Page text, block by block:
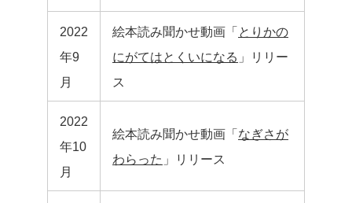
2022
年9
月
絵本読み聞かせ動画「 とりかの
にがてはとくいになる 」リリー
ス
2022
年10
月
絵本読み聞かせ動画「 なぎさが
わらった 」リリース